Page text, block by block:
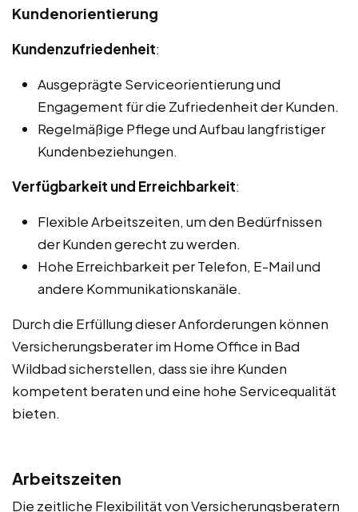
Kundenorientierung
Kundenzufriedenheit:
Ausgeprägte Serviceorientierung und
Engagement für die Zufriedenheit der Kunden.
Regelmäßige Pflege und Aufbau langfristiger
Kundenbeziehungen.
Verfügbarkeit und Erreichbarkeit:
Flexible Arbeitszeiten, um den Bedürfnissen
der Kunden gerecht zu werden.
Hohe Erreichbarkeit per Telefon, E-Mail und
andere Kommunikationskanäle.
Durch die Erfüllung dieser Anforderungen können
Versicherungsberater im Home Office in Bad
Wildbad sicherstellen, dass sie ihre Kunden
kompetent beraten und eine hohe Servicequalität
bieten.
Arbeitszeiten
Die zeitliche Flexibilität von Versicherungsberatern